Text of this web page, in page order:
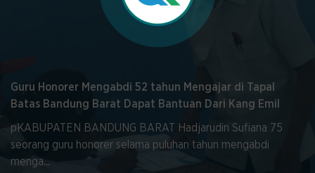
Lacak Pengaduan Anda
Guru Honorer Mengabdi 52 tahun Mengajar di Tapal
Batas Bandung Barat Dapat Bantuan Dari Kang Emil
pKABUPATEN BANDUNG BARAT Hadjarudin Sufiana 75
seorang guru honorer selama puluhan tahun mengabdi
menga...